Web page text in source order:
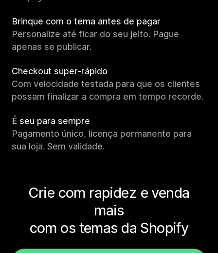
Brinque com o tema antes de pagar
Personalize até ficar do seu jeito. Pague
apenas se publicar.
Checkout super-rápido
Com velocidade testada para que os clientes
possam finalizar a compra em tempo recorde.
É seu para sempre
Pagamento único, licença permanente para
sua loja. Sem validade.
Crie com rapidez e venda
mais
com os temas da Shopify